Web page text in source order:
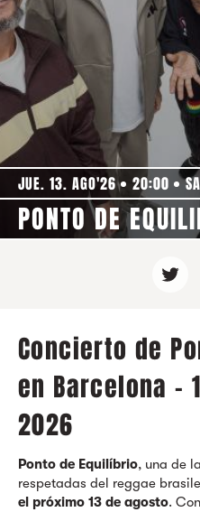
JUE. 13. AGO'26 20:00
PONTO DE
Concierto de
en Barcelona -
2026
Ponto de Equilíbrio, una de
respetadas del reggae
el próximo 13 de agosto.